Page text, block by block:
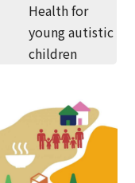
Health for
young autistic
children